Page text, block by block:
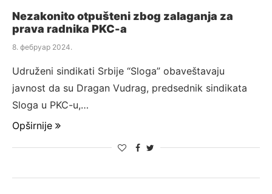
Nezakonito otpušteni zbog zalaganja za
prava radnika PKC-a
8. фебруар 2024.
Udruženi sindikati Srbije “Sloga” obaveštavaju
javnost da su Dragan Vudrag, predsednik sindikata
Sloga u PKC-u,…
Opširnije